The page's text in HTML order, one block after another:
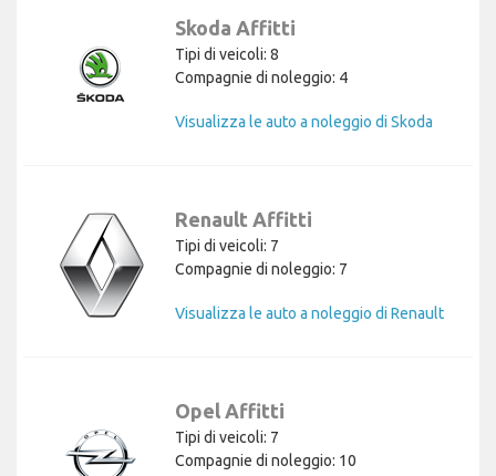
Skoda Affitti
Tipi di veicoli: 8
Compagnie di noleggio: 4
Visualizza le auto a noleggio di Skoda
Renault Affitti
Tipi di veicoli: 7
Compagnie di noleggio: 7
Visualizza le auto a noleggio di Renault
Opel Affitti
Tipi di veicoli: 7
Compagnie di noleggio: 10